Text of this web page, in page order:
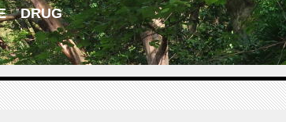
DRUG